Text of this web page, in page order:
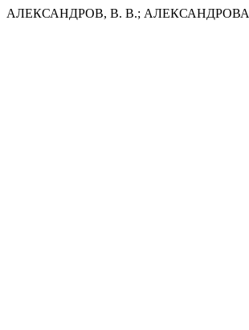
АЛЕКСАНДРОВ, В. В.; АЛЕКСАНДРОВА, В.